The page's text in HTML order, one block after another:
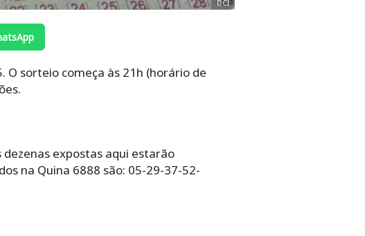
DCI
sorteio começa às 21h (horário de
expostas aqui estarão
na Quina 6888 são: 05-29-37-52-